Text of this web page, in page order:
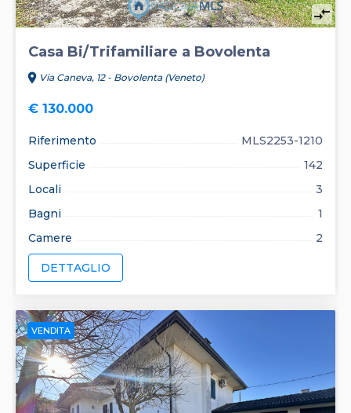
compare_arrows
Casa Bi/Trifamiliare a Bovolenta
location_on Via Caneva, 12 - Bovolenta (Veneto)
€ 130.000
Riferimento
MLS2253-1210
Superficie
142
Locali
3
Bagni
1
Camere
2
DETTAGLIO
VENDITA